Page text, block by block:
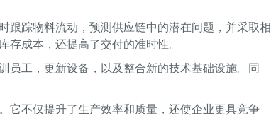
跟踪物料流动，预测供应链中的潜在问题，并采取相
成本，还提高了交付的准时性。
员工，更新设备，以及整合新的技术基础设施。同
它不仅提升了生产效率和质量，还使企业更具竞争